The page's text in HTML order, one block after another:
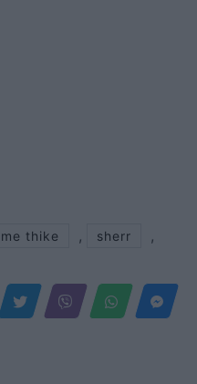
thike , sherr ,